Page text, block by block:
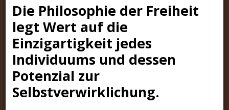
Die Philosophie der Freiheit
legt Wert auf die
Einzigartigkeit jedes
Individuums und dessen
Potenzial zur
Selbstverwirklichung.